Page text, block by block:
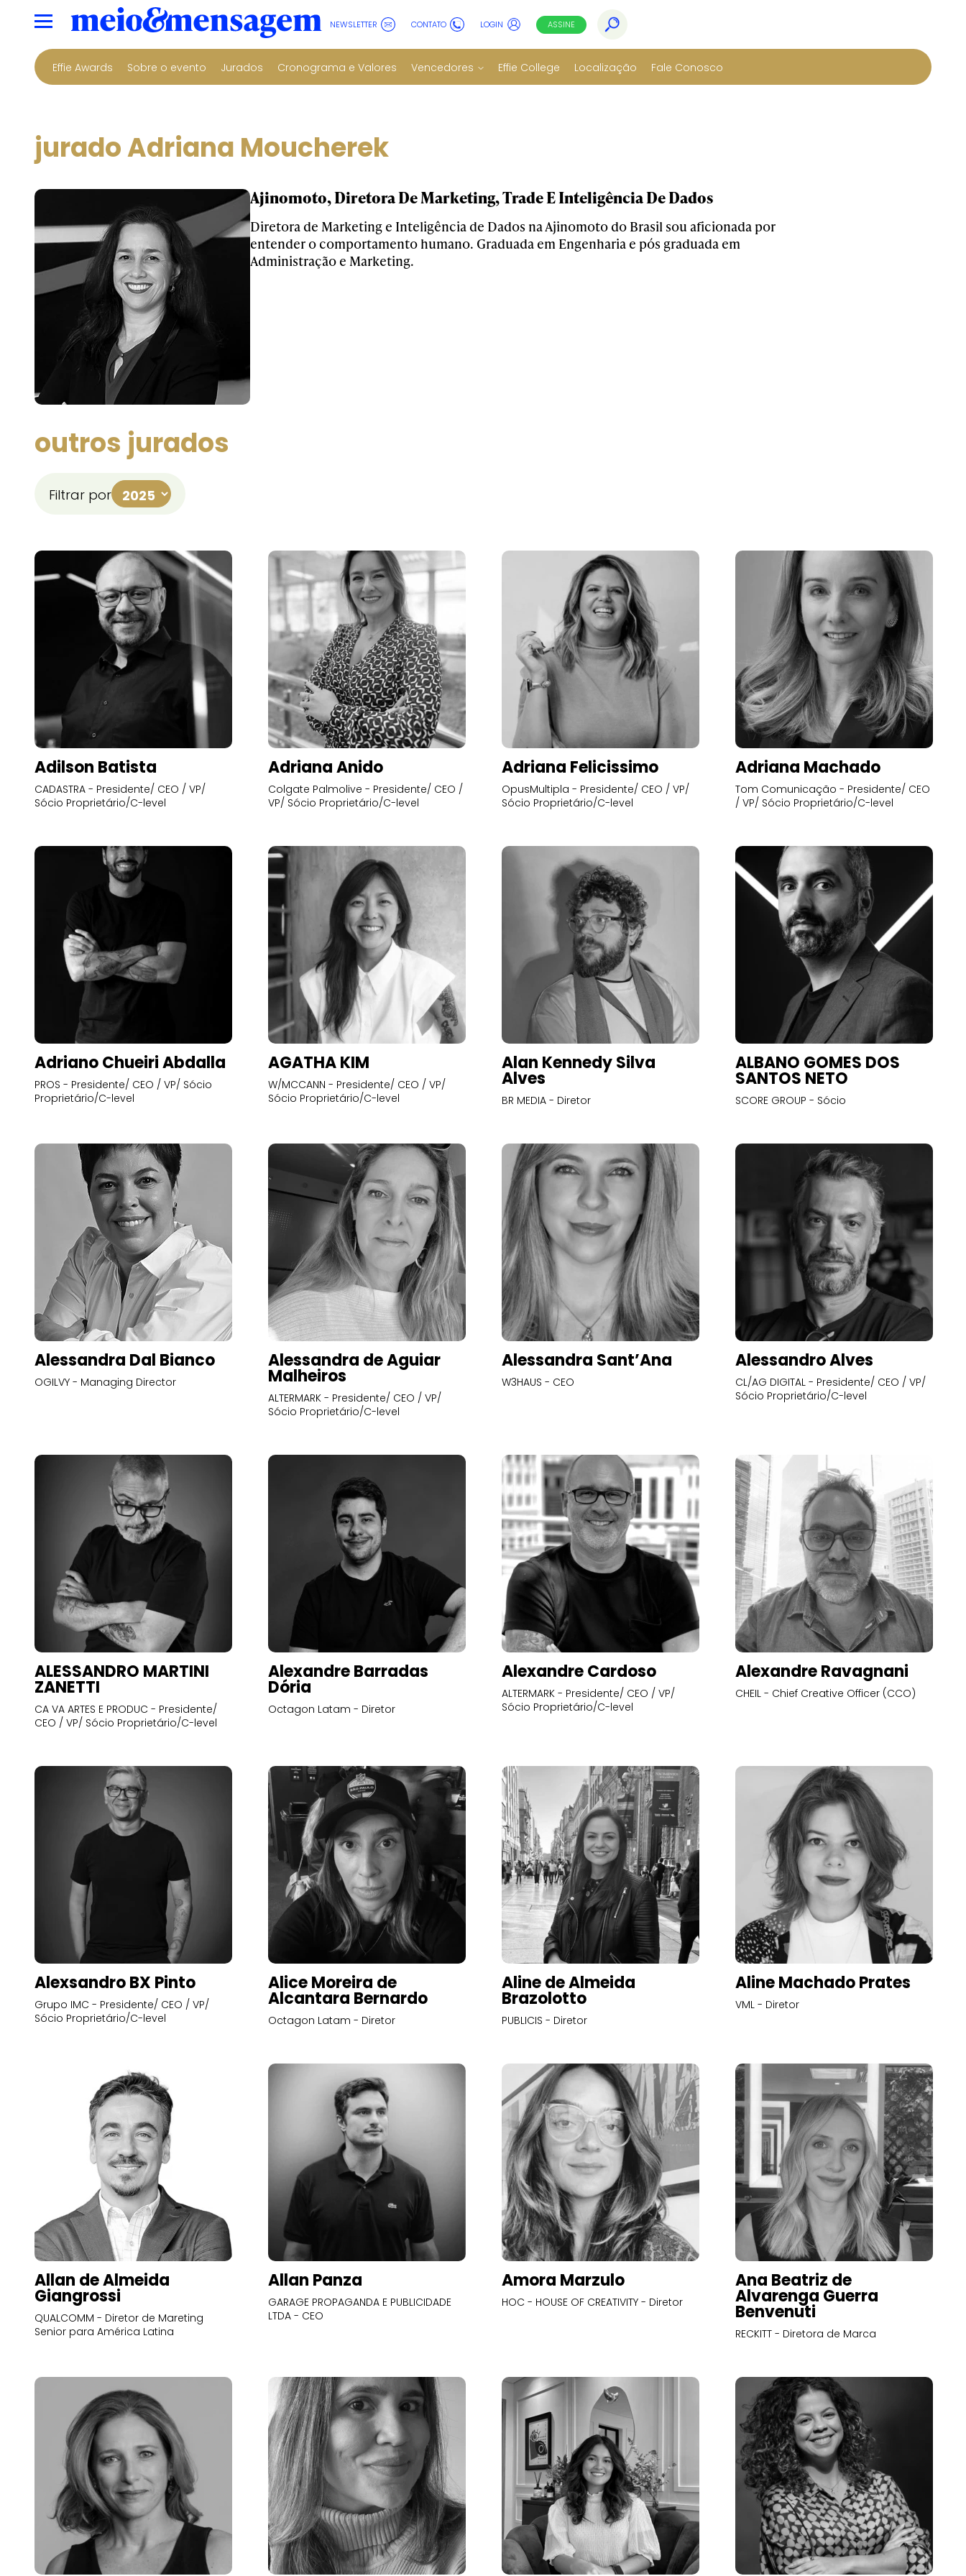
NEWSLETTER CONTATO LOGIN ASSINE
Effie Awards Sobre o evento Jurados Cronograma e Valores Vencedores Effie College Localização Fale Conosco
jurado Adriana Moucherek
Ajinomoto, Diretora De Marketing, Trade E Inteligência De Dados
Diretora de Marketing e Inteligência de Dados na Ajinomoto do Brasil sou aficionada por
entender o comportamento humano. Graduada em Engenharia e pós graduada em
Administração e Marketing.
outros jurados
Filtrar por
Adilson Batista
CADASTRA - Presidente/ CEO / VP/
Sócio Proprietário/C-level
Adriana Anido
Colgate Palmolive - Presidente/ CEO /
VP/ Sócio Proprietário/C-level
Adriana Felicissimo
OpusMultipla - Presidente/ CEO / VP/
Sócio Proprietário/C-level
Adriana Machado
Tom Comunicação - Presidente/ CEO
/ VP/ Sócio Proprietário/C-level
Adriano Chueiri Abdalla
PROS - Presidente/ CEO / VP/ Sócio
Proprietário/C-level
AGATHA KIM
W/MCCANN - Presidente/ CEO / VP/
Sócio Proprietário/C-level
Alan Kennedy Silva
Alves
BR MEDIA - Diretor
ALBANO GOMES DOS
SANTOS NETO
SCORE GROUP - Sócio
Alessandra Dal Bianco
OGILVY - Managing Director
Alessandra de Aguiar
Malheiros
ALTERMARK - Presidente/ CEO / VP/
Sócio Proprietário/C-level
Alessandra Sant’Ana
W3HAUS - CEO
Alessandro Alves
CL/AG DIGITAL - Presidente/ CEO / VP/
Sócio Proprietário/C-level
ALESSANDRO MARTINI
ZANETTI
CA VA ARTES E PRODUC - Presidente/
CEO / VP/ Sócio Proprietário/C-level
Alexandre Barradas
Dória
Octagon Latam - Diretor
Alexandre Cardoso
ALTERMARK - Presidente/ CEO / VP/
Sócio Proprietário/C-level
Alexandre Ravagnani
CHEIL - Chief Creative Officer (CCO)
Alexsandro BX Pinto
Grupo IMC - Presidente/ CEO / VP/
Sócio Proprietário/C-level
Alice Moreira de
Alcantara Bernardo
Octagon Latam - Diretor
Aline de Almeida
Brazolotto
PUBLICIS - Diretor
Aline Machado Prates
VML - Diretor
Allan de Almeida
Giangrossi
QUALCOMM - Diretor de Mareting
Senior para América Latina
Allan Panza
GARAGE PROPAGANDA E PUBLICIDADE
LTDA - CEO
Amora Marzulo
HOC - HOUSE OF CREATIVITY - Diretor
Ana Beatriz de
Alvarenga Guerra
Benvenuti
RECKITT - Diretora de Marca